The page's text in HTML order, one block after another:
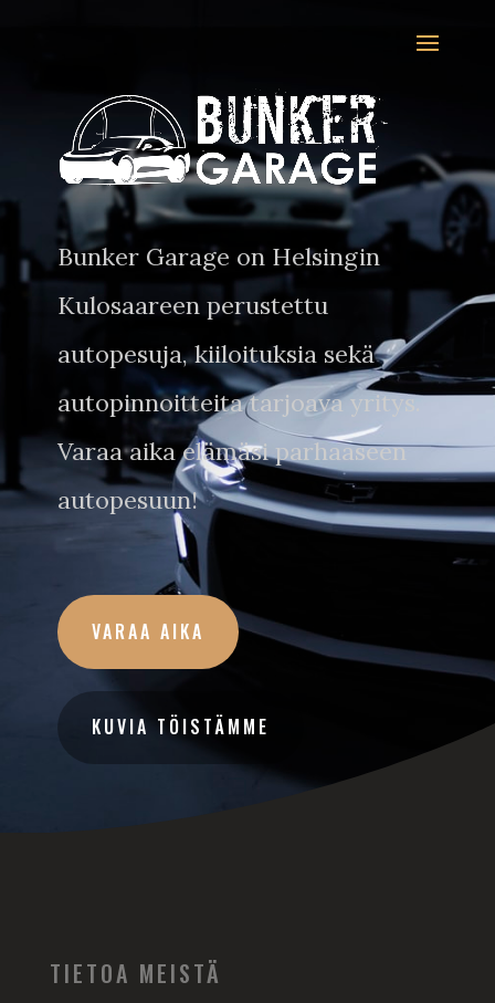
Bunker Garage on Helsingin
Kulosaareen perustettu
autopesuja, kiiloituksia sekä
autopinnoitteita tarjoava yritys.
Varaa aika elämäsi parhaaseen
autopesuun!
VARAA AIKA
KUVIA TÖISTÄMME
TIETOA MEISTÄ